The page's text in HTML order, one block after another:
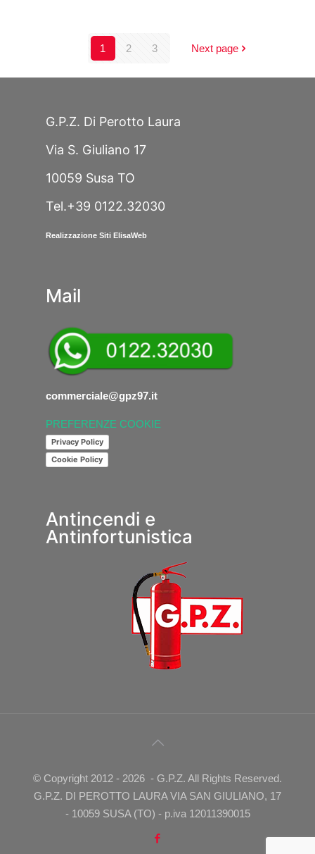
1 2 3 Next page
G.P.Z. Di Perotto Laura
Via S. Giuliano 17
10059 Susa TO
Tel.+39 0122.32030
Realizzazione Siti ElisaWeb
Mail
commerciale@gpz97.it
PREFERENZE COOKIE
Privacy Policy
Cookie Policy
Antincendi e
Antinfortunistica
© Copyright 2012 - 2026 - G.P.Z. All Rights Reserved.
G.P.Z. DI PEROTTO LAURA VIA SAN GIULIANO, 17
- 10059 SUSA (TO) - p.iva 12011390015